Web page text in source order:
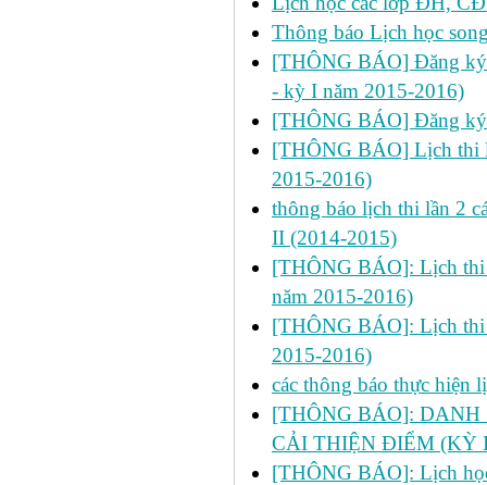
Thông báo Lịch học
[THÔNG BÁO] Đăng ký
- kỳ I năm 2015-2016)
[THÔNG BÁO] Đăng ký
[THÔNG BÁO] Lịch thi
2015-2016)
thông báo lịch thi lần 2
II (2014-2015)
[THÔNG BÁO]: Lịch thi
năm 2015-2016)
[THÔNG BÁO]: Lịch thi
2015-2016)
các thông báo thực hiện
[THÔNG BÁO]:
CẢI THIỆN ĐIỂM (KỲ
[THÔNG BÁO]: Lịch